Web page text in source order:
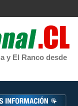
y El Ranco desde